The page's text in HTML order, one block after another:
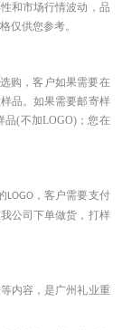
和市场行情波动，品
仅供您参考。
购，客户如果需要在
品。如果需要邮寄样
品(不加LOGO)；您在
LOGO ，客户需要支付
公司下单做货，打样
内容，是广州礼业重